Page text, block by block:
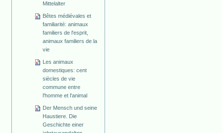
Mittelalter
Bêtes médiévales et
familiarité: animaux
familiers de l'esprit,
animaux familiers de la
vie
Les animaux
domestiques: cent
siècles de vie
commune entre
l'homme et l'animal
Der Mensch und seine
Haustiere. Die
Geschichte einer